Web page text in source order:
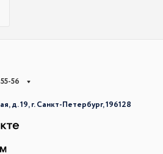
56
д. 19, г. Санкт-Петербург, 196128